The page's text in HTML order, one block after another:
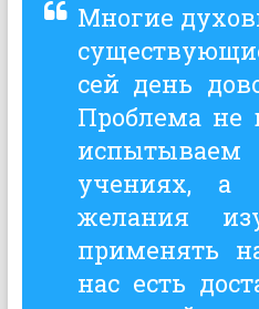
Многие
сей день
Проблема
испытываем
учениях, а
желания
применять
нас есть